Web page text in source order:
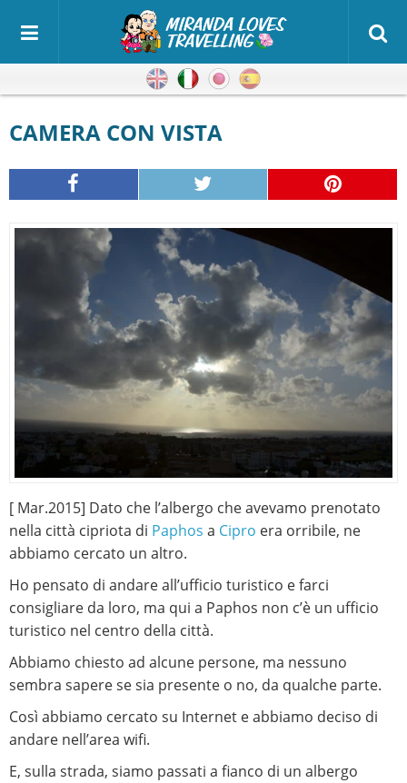
IngleseItalianoGiapponese
CAMERA CON VISTA
[ Mar.2015] Dato che l’albergo che avevamo prenotato
nella città cipriota di Paphos a Cipro era orribile, ne
abbiamo cercato un altro.
Ho pensato di andare all’ufficio turistico e farci
consigliare da loro, ma qui a Paphos non c’è un ufficio
turistico nel centro della città.
Abbiamo chiesto ad alcune persone, ma nessuno
sembra sapere se sia presente o no, da qualche parte.
Così abbiamo cercato su Internet e abbiamo deciso di
andare nell’area wifi.
E, sulla strada, siamo passati a fianco di un albergo